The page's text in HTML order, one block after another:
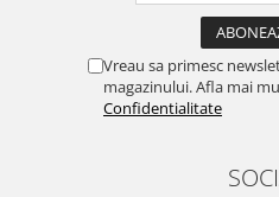
Vreau sa primesc
magazinului. Afla mai
Confidentialitate